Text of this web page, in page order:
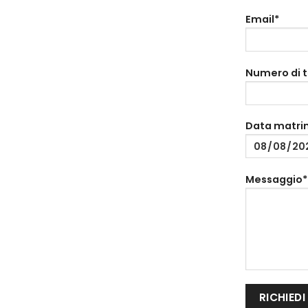
Email*
Numero di
Data
Messaggio*